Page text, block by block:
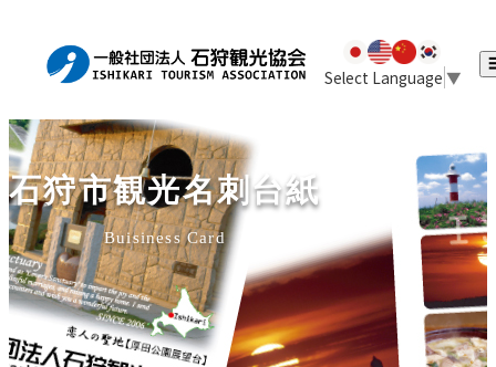
Select Language ▼
‹ ›
石狩市観光名刺台紙
Buisiness Card